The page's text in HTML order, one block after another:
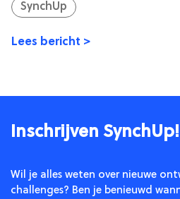
SynchUp
Lees bericht >
Inschrijven
Wil je alles weten over nieuwe
challenges? Ben je benieuwd